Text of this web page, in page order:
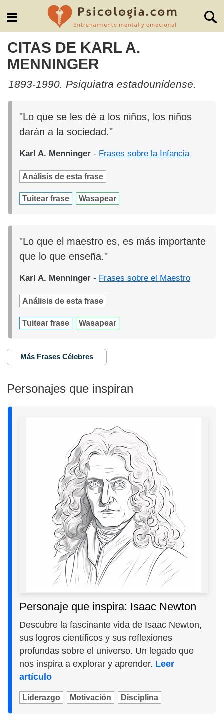
CITAS DE KARL A.
MENNINGER
1893-1990. Psiquiatra estadounidense.
"Lo que se les dé a los niños, los niños
darán a la sociedad."
Karl A. Menninger - Frases sobre la Infancia
Análisis de esta frase
Tuitear frase Wasapear
"Lo que el maestro es, es más importante
que lo que enseña."
Karl A. Menninger - Frases sobre el Maestro
Análisis de esta frase
Tuitear frase Wasapear
Más Frases Célebres
Personajes que inspiran
Personaje que inspira: Isaac Newton
Descubre la fascinante vida de Isaac Newton,
sus logros científicos y sus reflexiones
profundas sobre el universo. Un legado que
nos inspira a explorar y aprender. Leer
artículo
Liderazgo Motivación Disciplina